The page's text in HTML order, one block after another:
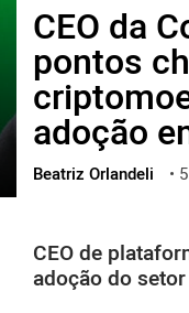
русский
한국어
العربية
ไทย
ქართული
vietnamese
CEO da
pontos
adoção
Beatriz Orlandeli •
CEO de
adoção do setor